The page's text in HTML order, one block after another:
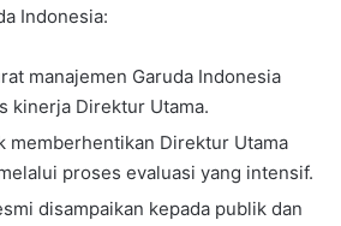
Indonesia:
manajemen Garuda Indonesia
kinerja Direktur Utama.
memberhentikan Direktur Utama
proses evaluasi yang intensif.
disampaikan kepada publik dan